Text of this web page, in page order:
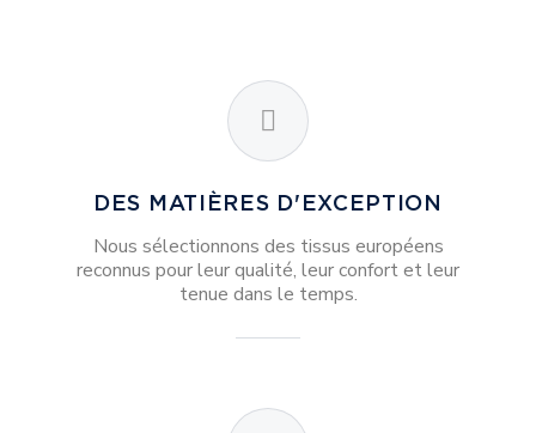
DES MATIÈRES D'EXCEPTION
Nous sélectionnons des tissus européens
reconnus pour leur qualité, leur confort et leur
tenue dans le temps.